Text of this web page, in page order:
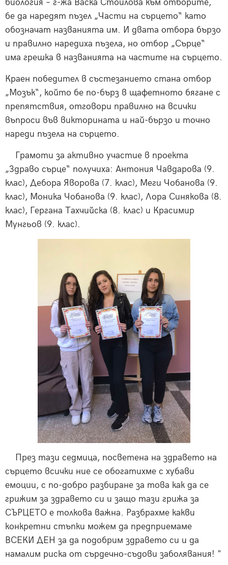
биология – г-жа Васка Стоилова към отборите,
бе да наредят пъзел „Части на сърцето“ като
обозначат названията им. И двата отбора бързо
и правилно наредиха пъзела, но отбор „Сърце“
има грешка в названията на частите на сърцето.
Краен победител в състезанието стана отбор
„Мозък“, който бе по-бърз в щафетното бягане с
препятствия, отговори правилно на всички
въпроси във викторината и най-бързо и точно
нареди пъзела на сърцето.
Грамоти за активно участие в проекта
„Здраво сърце“ получиха: Антония Чавдарова (9.
клас), Дебора Яворова (7. клас), Меги Чобанова (9.
клас), Моника Чобанова (9. клас), Лора Синякова (8.
клас), Гергана Тахчийска (8. клас) и Красимир
Мунгьов (9. клас).
През тази седмица, посветена на здравето на
сърцето всички ние се обогатихме с хубави
емоции, с по-добро разбиране за това как да се
грижим за здравето си и защо тази грижа за
СЪРЦЕТО е толкова важна. Разбрахме какви
конкретни стъпки можем да предприемаме
ВСЕКИ ДЕН за да подобрим здравето си и да
намалим риска от сърдечно-съдови заболявания! "